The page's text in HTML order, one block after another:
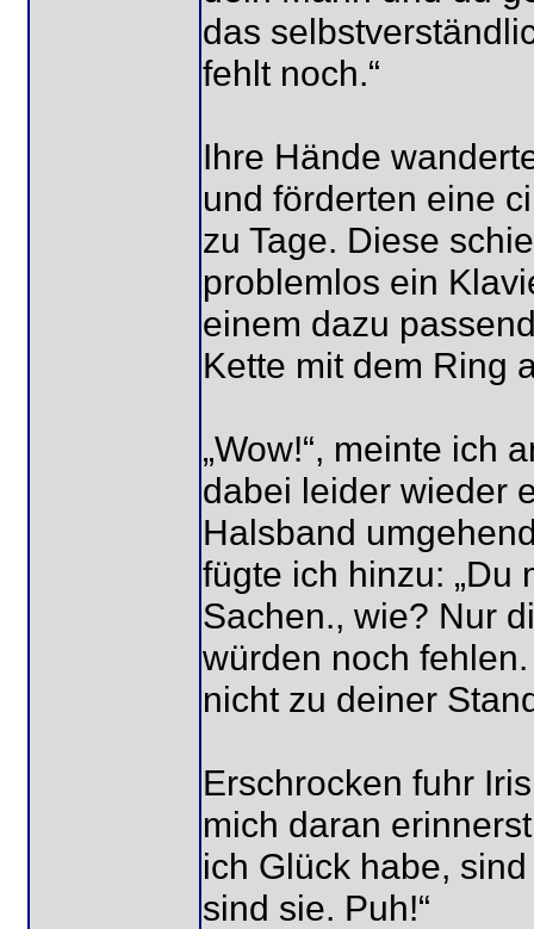
das
fehlt noch.“
Ihre Hände
und förderten eine
zu Tage. Diese
problemlos ein
einem dazu
Kette mit dem Ring
„Wow!“, meinte ich
dabei leider wieder
Halsband
fügte ich hinzu: „Du
Sachen., wie? Nur
würden noch
nicht zu deiner
Erschrocken fuhr
mich daran
ich Glück habe,
sind sie. Puh!“